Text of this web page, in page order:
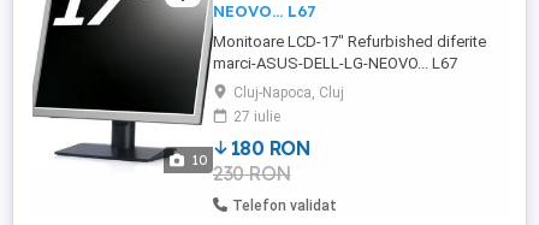
10
NEOVO... L67
Monitoare LCD-17" Refurbished diferite
marci-ASUS-DELL-LG-NEOVO... L67
Monitoare LCD-17" Refurbished L67
Monitoarele au inclus cablu vga + cablu
alimentare. Puteti alege din gama variata
de marci ca: - 1.ASUS - 2.BENQ - 3.DELL -
4.FUJITSU - 5.HP - 6.LG - 7.NEOVO -
8.PHILIPS - 9.SAMSUNG - 10.VIEWSONIC.
Initial ...
Cluj-Napoca, Cluj
27 iulie
180 RON
230 RON
Telefon validat